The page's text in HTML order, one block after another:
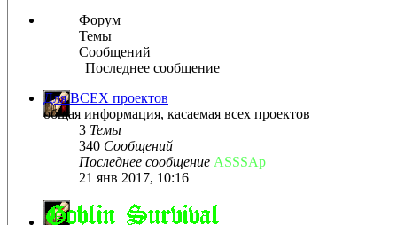
Форум
Темы
Сообщений
Последнее сообщение
Для ВСЕХ проектов
общая информация, касаемая всех проектов
3 Темы
340 Сообщений
Последнее сообщение ASSSAp
21 янв 2017, 10:16